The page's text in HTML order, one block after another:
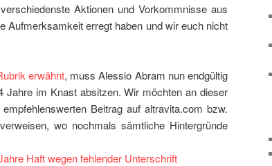
Aktionen und Vorkommnisse aus
Aufmerksamkeit erregt haben und wir euch nicht
erwähnt, muss Alessio Abram nun endgültig
Jahre im Knast absitzen. Wir möchten an dieser
Beitrag auf altravita.com bzw.
wo nochmals sämtliche Hintergründe
Haft wegen fehlender Unterschrift